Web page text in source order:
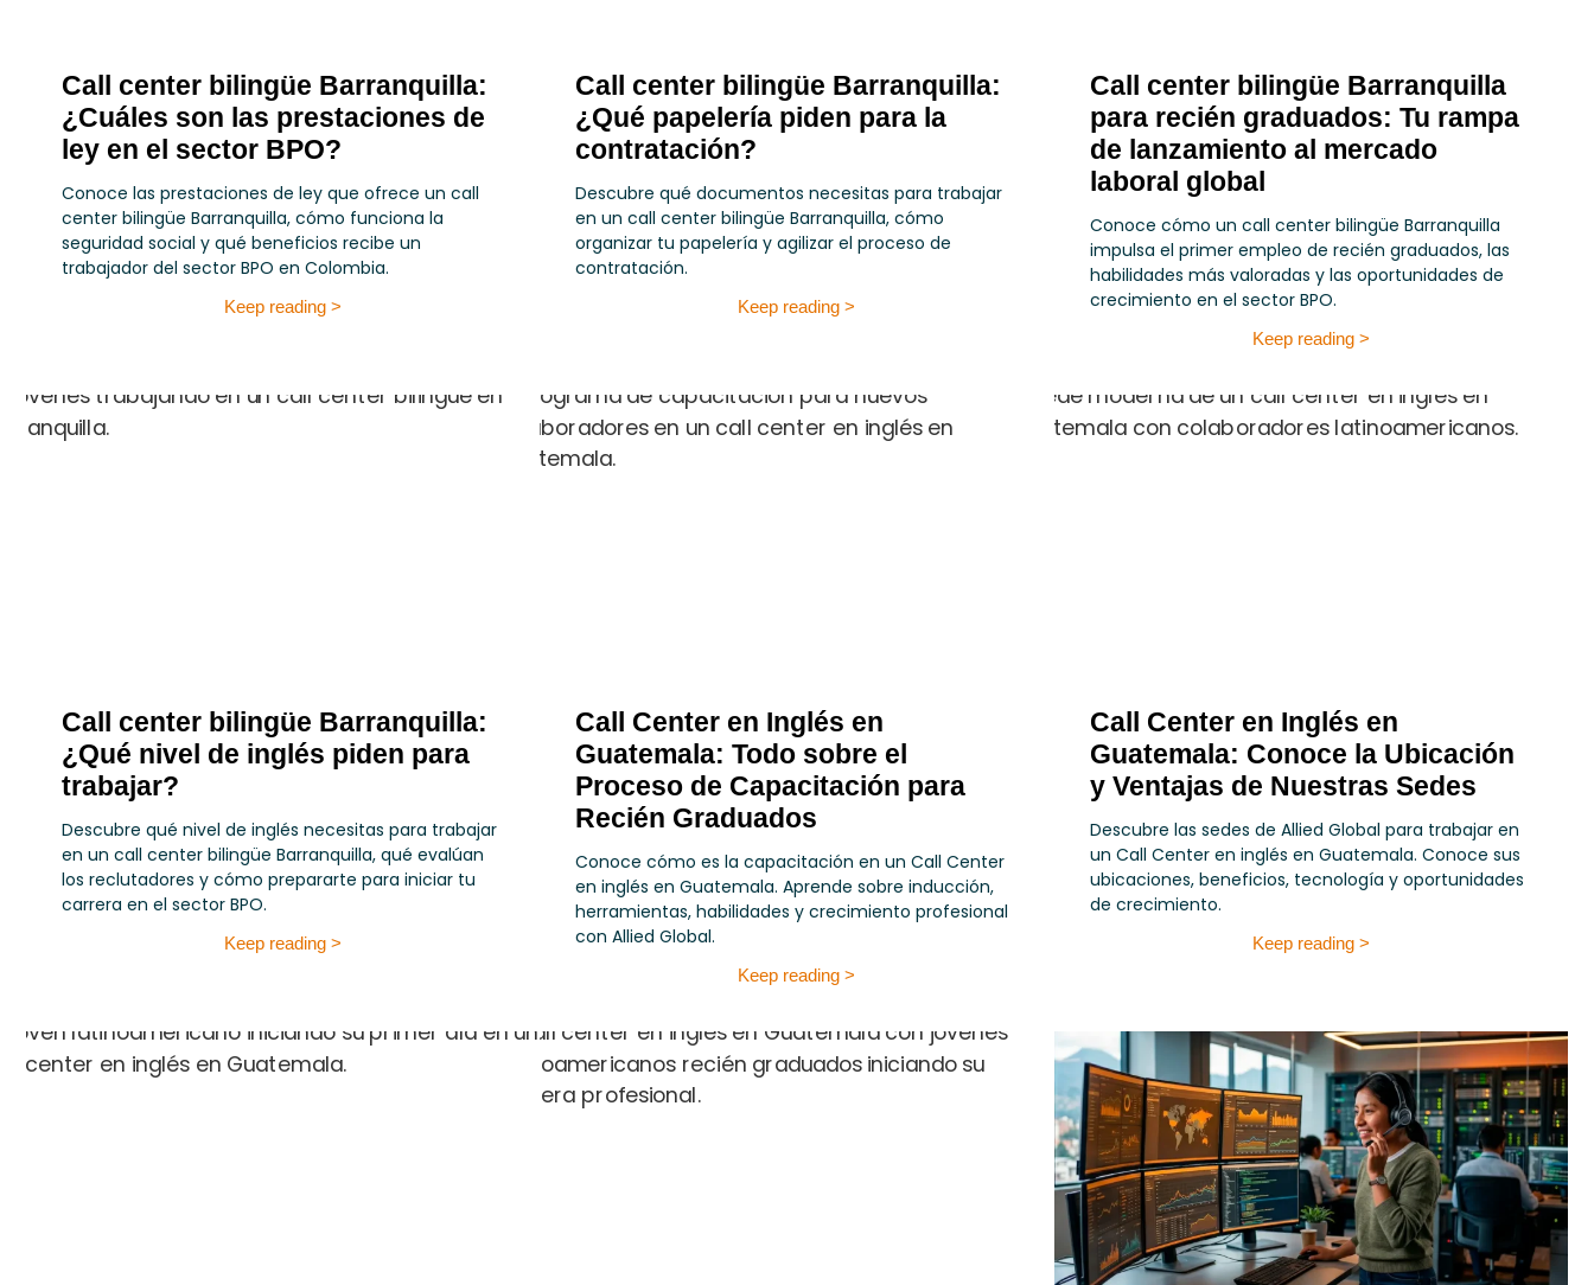
Call center bilingüe Barranquilla:
¿Cuáles son las prestaciones de
ley en el sector BPO?
Conoce las prestaciones de ley que ofrece un call
center bilingüe Barranquilla, cómo funciona la
seguridad social y qué beneficios recibe un
trabajador del sector BPO en Colombia.
Keep reading >
Call center bilingüe Barranquilla:
¿Qué papelería piden para la
contratación?
Descubre qué documentos necesitas para trabajar
en un call center bilingüe Barranquilla, cómo
organizar tu papelería y agilizar el proceso de
contratación.
Keep reading >
Call center bilingüe Barranquilla
para recién graduados: Tu rampa
de lanzamiento al mercado
laboral global
Conoce cómo un call center bilingüe Barranquilla
impulsa el primer empleo de recién graduados, las
habilidades más valoradas y las oportunidades de
crecimiento en el sector BPO.
Keep reading >
Call center bilingüe Barranquilla:
¿Qué nivel de inglés piden para
trabajar?
Descubre qué nivel de inglés necesitas para trabajar
en un call center bilingüe Barranquilla, qué evalúan
los reclutadores y cómo prepararte para iniciar tu
carrera en el sector BPO.
Keep reading >
Call Center en Inglés en
Guatemala: Todo sobre el
Proceso de Capacitación para
Recién Graduados
Conoce cómo es la capacitación en un Call Center
en inglés en Guatemala. Aprende sobre inducción,
herramientas, habilidades y crecimiento profesional
con Allied Global.
Keep reading >
Call Center en Inglés en
Guatemala: Conoce la Ubicación
y Ventajas de Nuestras Sedes
Descubre las sedes de Allied Global para trabajar en
un Call Center en inglés en Guatemala. Conoce sus
ubicaciones, beneficios, tecnología y oportunidades
de crecimiento.
Keep reading >